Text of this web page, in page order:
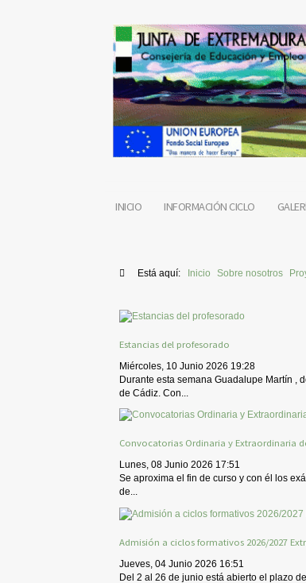
INICIO INFORMACIÓN CICLO
Está aquí: Inicio Sobre nosotros
Estancias del profesorado
Miércoles, 10 Junio 2026 19:28
Durante esta semana Guadalupe Martín ,
de Cádiz. Con...
Convocatorias Ordinaria y Extraordinaria
Lunes, 08 Junio 2026 17:51
Se aproxima el fin de curso y con él los
de...
Admisión a ciclos formativos 2026/2027
Jueves, 04 Junio 2026 16:51
Del 2 al 26 de junio está abierto el plazo